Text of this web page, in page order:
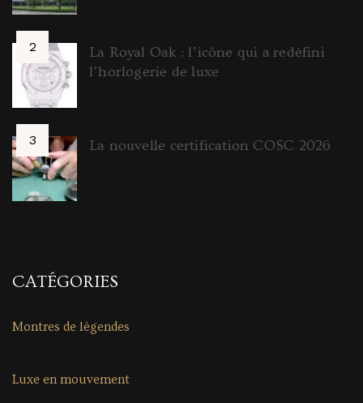
La Royal Oak : l’icône qui a redéfini
l’horlogerie de luxe
La nouvelle certification COSC 2026
CATÉGORIES
Montres de légendes
Luxe en mouvement